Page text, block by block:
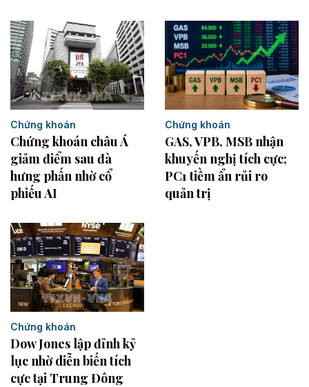
Chứng khoán
Chứng khoán châu Á
giảm điểm sau đà
hưng phấn nhờ cổ
phiếu AI
Chứng khoán
GAS, VPB, MSB nhận
khuyến nghị tích cực;
PC1 tiềm ẩn rủi ro
quản trị
Chứng khoán
Dow Jones lập đỉnh kỷ
lục nhờ diễn biến tích
cực tại Trung Đông